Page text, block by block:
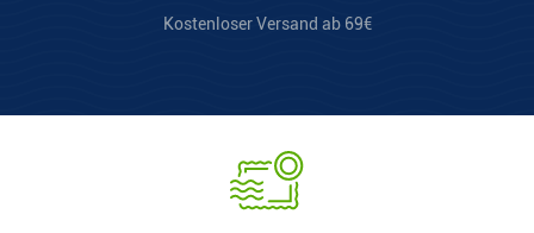
Kostenloser Versand ab 69€